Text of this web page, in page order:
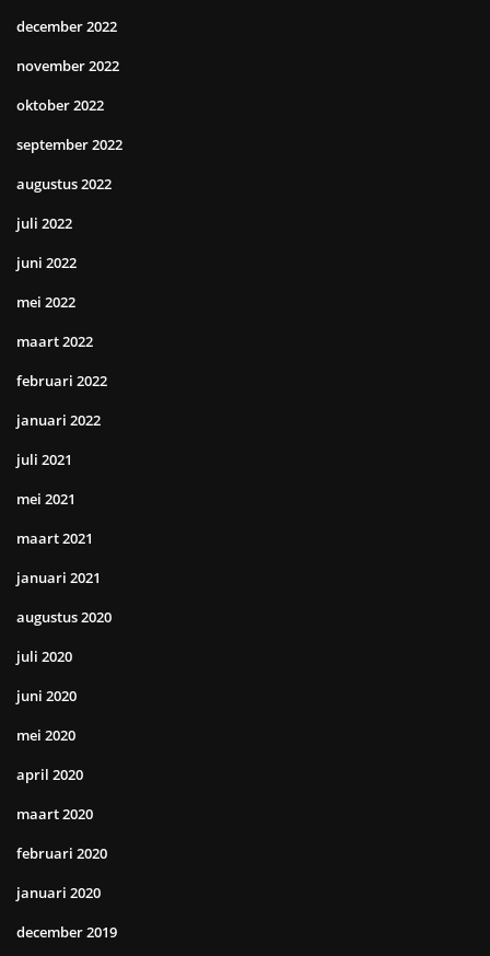
december 2022
november 2022
oktober 2022
september 2022
augustus 2022
juli 2022
juni 2022
mei 2022
maart 2022
februari 2022
januari 2022
juli 2021
mei 2021
maart 2021
januari 2021
augustus 2020
juli 2020
juni 2020
mei 2020
april 2020
maart 2020
februari 2020
januari 2020
december 2019